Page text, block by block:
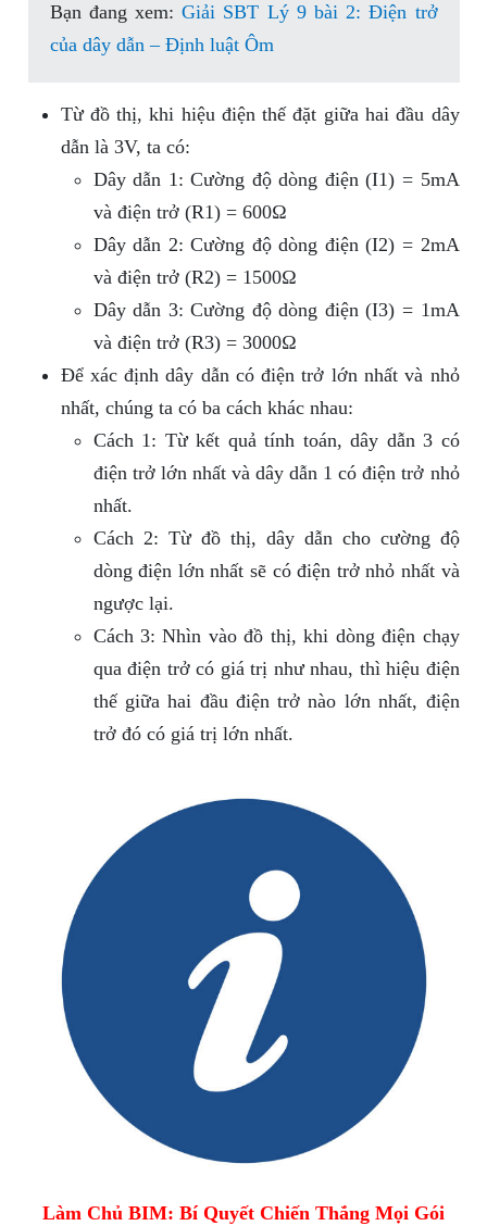
Bạn đang xem:Giải SBT Lý 9 bài 2: Điện trở
của dây dẫn – Định luật Ôm
Từ đồ thị, khi hiệu điện thế đặt giữa hai đầu dây
dẫn là 3V, ta có:
Dây dẫn 1: Cường độ dòng điện (I1) = 5mA
và điện trở (R1) = 600Ω
Dây dẫn 2: Cường độ dòng điện (I2) = 2mA
và điện trở (R2) = 1500Ω
Dây dẫn 3: Cường độ dòng điện (I3) = 1mA
và điện trở (R3) = 3000Ω
Để xác định dây dẫn có điện trở lớn nhất và nhỏ
nhất, chúng ta có ba cách khác nhau:
Cách 1: Từ kết quả tính toán, dây dẫn 3 có
điện trở lớn nhất và dây dẫn 1 có điện trở nhỏ
nhất.
Cách 2: Từ đồ thị, dây dẫn cho cường độ
dòng điện lớn nhất sẽ có điện trở nhỏ nhất và
ngược lại.
Cách 3: Nhìn vào đồ thị, khi dòng điện chạy
qua điện trở có giá trị như nhau, thì hiệu điện
thế giữa hai đầu điện trở nào lớn nhất, điện
trở đó có giá trị lớn nhất.
Làm Chủ BIM: Bí Quyết Chiến Thắng Mọi Gói